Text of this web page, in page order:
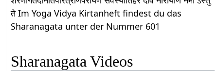
ते Im Yoga Vidya Kirtanheft findest du das
Sharanagata unter der Nummer 601
Sharanagata Videos